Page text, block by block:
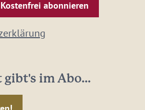
gibt's im Abo...